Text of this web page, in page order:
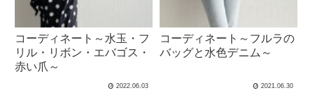
コーディネート～水玉・フ
リル・リボン・エバゴス・
赤い爪～
2022.06.03
コーディネート～フルラの
バッグと水色デニム～
2021.06.30